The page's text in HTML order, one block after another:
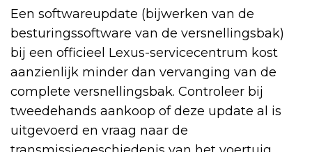
Een softwareupdate (bijwerken van de
besturingssoftware van de versnellingsbak)
bij een officieel Lexus-servicecentrum kost
aanzienlijk minder dan vervanging van de
complete versnellingsbak. Controleer bij
tweedehands aankoop of deze update al is
uitgevoerd en vraag naar de